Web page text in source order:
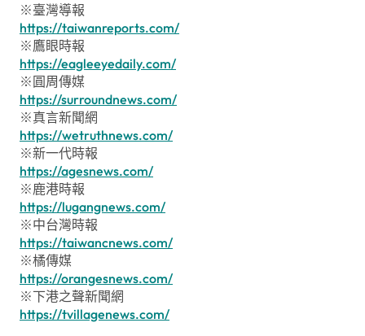
※臺灣導報
https://taiwanreports.com/
※鷹眼時報
https://eagleeyedaily.com/
※圓周傳媒
https://surroundnews.com/
※真言新聞網
https://wetruthnews.com/
※新一代時報
https://agesnews.com/
※鹿港時報
https://lugangnews.com/
※中台灣時報
https://taiwancnews.com/
※橘傳媒
https://orangesnews.com/
※下港之聲新聞網
https://tvillagenews.com/